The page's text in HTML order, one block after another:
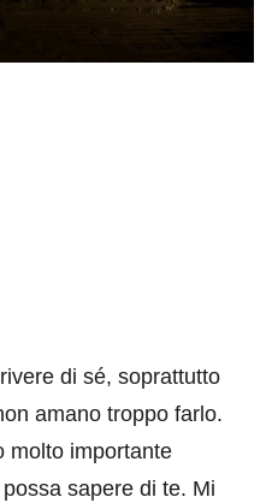
di sé, soprattutto
amano troppo farlo.
molto importante
sapere di te. Mi